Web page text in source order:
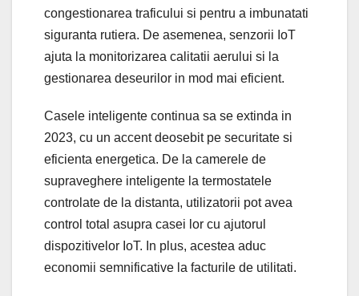
congestionarea traficului si pentru a imbunatati
siguranta rutiera. De asemenea, senzorii IoT
ajuta la monitorizarea calitatii aerului si la
gestionarea deseurilor in mod mai eficient.
Casele inteligente continua sa se extinda in
2023, cu un accent deosebit pe securitate si
eficienta energetica. De la camerele de
supraveghere inteligente la termostatele
controlate de la distanta, utilizatorii pot avea
control total asupra casei lor cu ajutorul
dispozitivelor IoT. In plus, acestea aduc
economii semnificative la facturile de utilitati.